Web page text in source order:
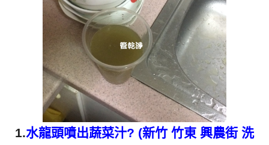
1.水龍頭噴出蔬菜汁? (新竹 竹東 興農街 洗